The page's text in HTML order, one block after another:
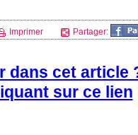
Imprimer Partager:
dans cet article
sur ce lien